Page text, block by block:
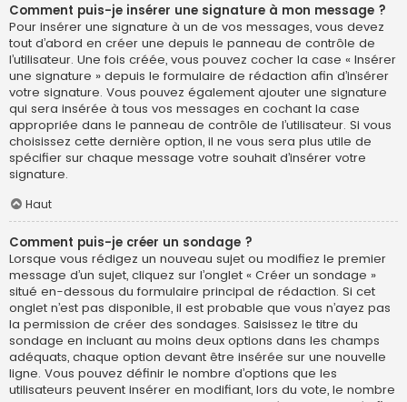
Comment puis-je insérer une signature à mon message ?
Pour insérer une signature à un de vos messages, vous devez
tout d’abord en créer une depuis le panneau de contrôle de
l’utilisateur. Une fois créée, vous pouvez cocher la case « Insérer
une signature » depuis le formulaire de rédaction afin d’insérer
votre signature. Vous pouvez également ajouter une signature
qui sera insérée à tous vos messages en cochant la case
appropriée dans le panneau de contrôle de l’utilisateur. Si vous
choisissez cette dernière option, il ne vous sera plus utile de
spécifier sur chaque message votre souhait d’insérer votre
signature.
Haut
Comment puis-je créer un sondage ?
Lorsque vous rédigez un nouveau sujet ou modifiez le premier
message d’un sujet, cliquez sur l’onglet « Créer un sondage »
situé en-dessous du formulaire principal de rédaction. Si cet
onglet n’est pas disponible, il est probable que vous n’ayez pas
la permission de créer des sondages. Saisissez le titre du
sondage en incluant au moins deux options dans les champs
adéquats, chaque option devant être insérée sur une nouvelle
ligne. Vous pouvez définir le nombre d’options que les
utilisateurs peuvent insérer en modifiant, lors du vote, le nombre